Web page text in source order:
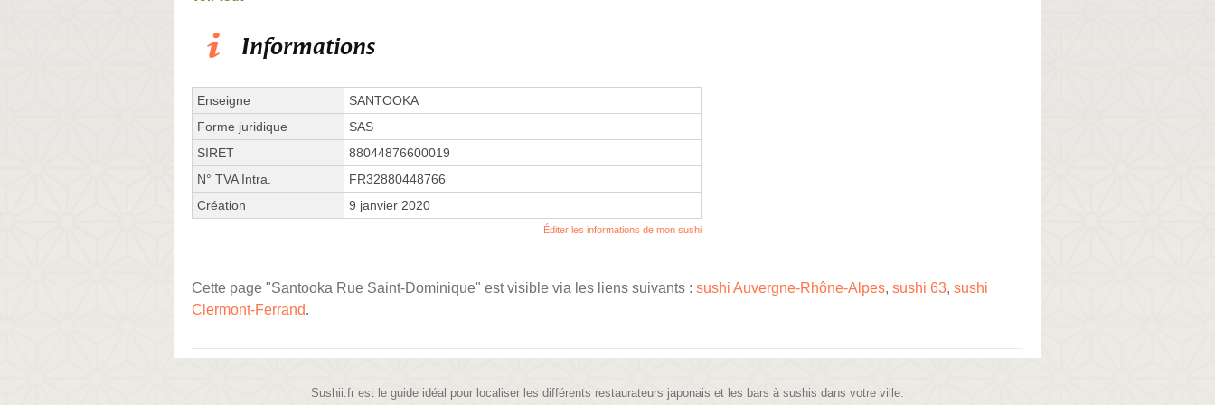
Informations
Enseigne
SANTOOKA
Forme juridique
SAS
SIRET
88044876600019
N° TVA Intra.
FR32880448766
Création
9 janvier 2020
Éditer les informations de mon sushi
Cette page "Santooka Rue Saint-Dominique" est visible via les liens suivants : sushi Auvergne-Rhône-Alpes, sushi 63, sushi
Clermont-Ferrand.
Sushii.fr est le guide idéal pour localiser les différents restaurateurs japonais et les bars à sushis dans votre ville.